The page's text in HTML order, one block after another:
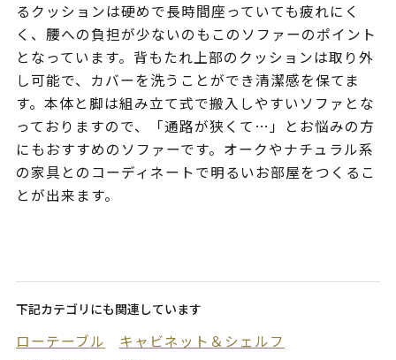
るクッションは硬めで長時間座っていても疲れにく
く、腰への負担が少ないのもこのソファーのポイント
となっています。背もたれ上部のクッションは取り外
し可能で、カバーを洗うことができ清潔感を保てま
す。本体と脚は組み立て式で搬入しやすいソファとな
っておりますので、「通路が狭くて…」とお悩みの方
にもおすすめのソファーです。オークやナチュラル系
の家具とのコーディネートで明るいお部屋をつくるこ
とが出来ます。
下記カテゴリにも関連しています
ローテーブル
キャビネット＆シェルフ